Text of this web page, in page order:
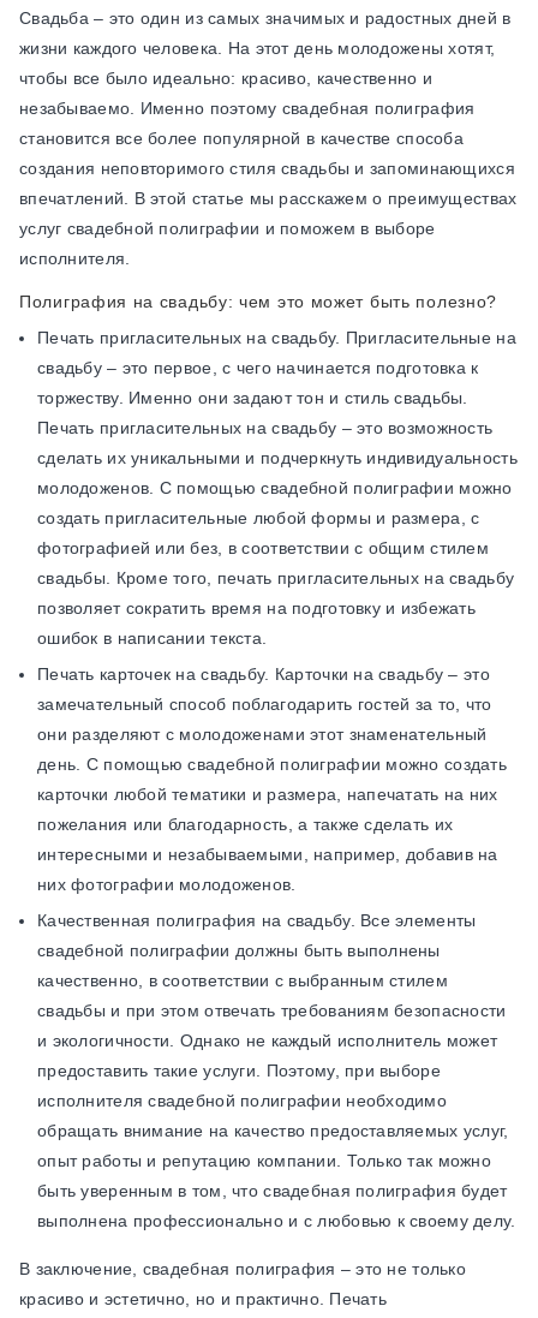
Свадьба – это один из самых значимых и радостных дней в
жизни каждого человека. На этот день молодожены хотят,
чтобы все было идеально: красиво, качественно и
незабываемо. Именно поэтому свадебная полиграфия
становится все более популярной в качестве способа
создания неповторимого стиля свадьбы и запоминающихся
впечатлений. В этой статье мы расскажем о преимуществах
услуг свадебной полиграфии и поможем в выборе
исполнителя.
Полиграфия на свадьбу: чем это может быть полезно?
Печать пригласительных на свадьбу. Пригласительные на
свадьбу – это первое, с чего начинается подготовка к
торжеству. Именно они задают тон и стиль свадьбы.
Печать пригласительных на свадьбу – это возможность
сделать их уникальными и подчеркнуть индивидуальность
молодоженов. С помощью свадебной полиграфии можно
создать пригласительные любой формы и размера, с
фотографией или без, в соответствии с общим стилем
свадьбы. Кроме того, печать пригласительных на свадьбу
позволяет сократить время на подготовку и избежать
ошибок в написании текста.
Печать карточек на свадьбу. Карточки на свадьбу – это
замечательный способ поблагодарить гостей за то, что
они разделяют с молодоженами этот знаменательный
день. С помощью свадебной полиграфии можно создать
карточки любой тематики и размера, напечатать на них
пожелания или благодарность, а также сделать их
интересными и незабываемыми, например, добавив на
них фотографии молодоженов.
Качественная полиграфия на свадьбу. Все элементы
свадебной полиграфии должны быть выполнены
качественно, в соответствии с выбранным стилем
свадьбы и при этом отвечать требованиям безопасности
и экологичности. Однако не каждый исполнитель может
предоставить такие услуги. Поэтому, при выборе
исполнителя свадебной полиграфии необходимо
обращать внимание на качество предоставляемых услуг,
опыт работы и репутацию компании. Только так можно
быть уверенным в том, что свадебная полиграфия будет
выполнена профессионально и с любовью к своему делу.
В заключение, свадебная полиграфия – это не только
красиво и эстетично, но и практично. Печать